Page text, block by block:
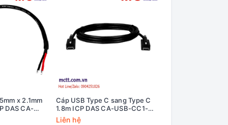
x 2.1mm
DAS CA-
Cáp USB Type C sang Type C
1.8m ICP DAS CA-USB-CC1-
L018 CR
Liên hệ